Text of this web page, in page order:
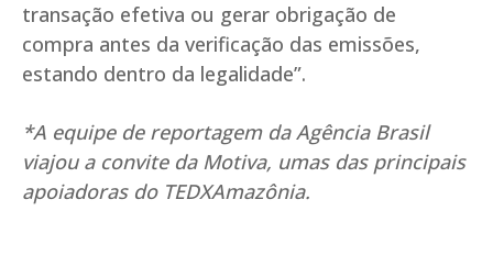
transação efetiva ou gerar obrigação de
compra antes da verificação das emissões,
estando dentro da legalidade”.
*A equipe de reportagem da Agência Brasil
viajou a convite da Motiva, umas das principais
apoiadoras do TEDXAmazônia.